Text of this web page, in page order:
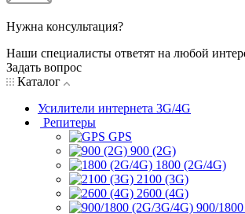
Нужна консультация?
Наши специалисты ответят на любой
Задать вопрос
Каталог
Усилители интернета 3G/4G
Репитеры
GPS
900 (2G)
1800 (2G/4G)
2100 (3G)
2600 (4G)
900/